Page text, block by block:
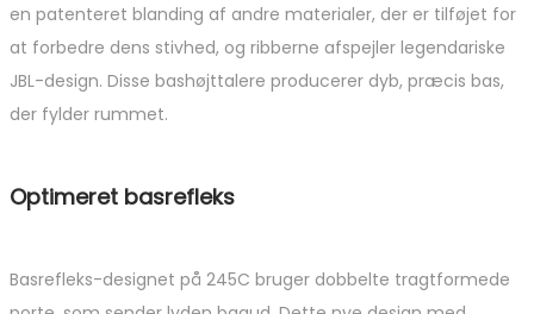
en patenteret blanding af andre materialer, der er tilføjet for
at forbedre dens stivhed, og ribberne afspejler legendariske
JBL-design. Disse bashøjttalere producerer dyb, præcis bas,
der fylder rummet.
Optimeret basrefleks
Basrefleks-designet på 245C bruger dobbelte tragtformede